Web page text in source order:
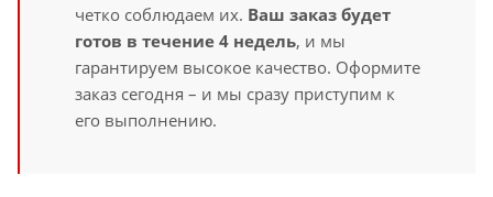
четко соблюдаем их. Ваш заказ будет
готов в течение 4 недель, и мы
гарантируем высокое качество. Оформите
заказ сегодня – и мы сразу приступим к
его выполнению.